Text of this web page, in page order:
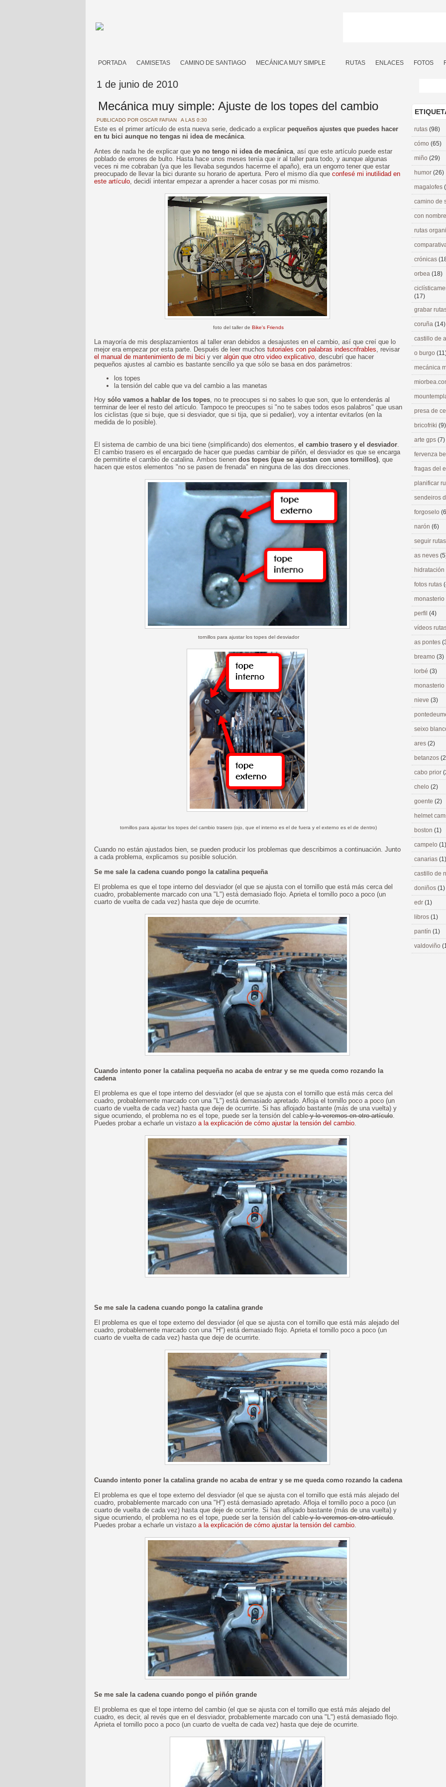
PORTADA CAMISETAS CAMINO DE SANTIAGO MECÁNICA MUY SIMPLE RUTAS ENLACES FOTOS
1 de junio de 2010
Mecánica muy simple: Ajuste de los topes del cambio
PUBLICADO POR OSCAR FAFIAN A LAS 0:30
Este es el primer artículo de esta nueva serie, dedicado a explicar pequeños ajustes que puedes hacer
en tu bici aunque no tengas ni idea de mecánica.
Antes de nada he de explicar que yo no tengo ni idea de mecánica, así que este artículo puede estar
poblado de errores de bulto. Hasta hace unos meses tenía que ir al taller para todo, y aunque algunas
veces ni me cobraban (ya que les llevaba segundos hacerme el apaño), era un engorro tener que estar
preocupado de llevar la bici durante su horario de apertura. Pero el mismo día que confesé mi inutilidad en
este artículo, decidí intentar empezar a aprender a hacer cosas por mi mismo.
foto del taller de Bike's Friends
La mayoría de mis desplazamientos al taller eran debidos a desajustes en el cambio, así que creí que lo
mejor era empezar por esta parte. Después de leer muchos tutoriales con palabras indescrifrables, revisar
el manual de mantenimiento de mi bici y ver algún que otro video explicativo, descubrí que hacer
pequeños ajustes al cambio es bastante sencillo ya que sólo se basa en dos parámetros:
los topes
la tensión del cable que va del cambio a las manetas
Hoy sólo vamos a hablar de los topes, no te preocupes si no sabes lo que son, que lo entenderás al
terminar de leer el resto del artículo. Tampoco te preocupes si "no te sabes todos esos palabros" que usan
los ciclistas (que si buje, que si desviador, que si tija, que si pedalier), voy a intentar evitarlos (en la
medida de lo posible).
El sistema de cambio de una bici tiene (simplificando) dos elementos, el cambio trasero y el desviador.
El cambio trasero es el encargado de hacer que puedas cambiar de piñón, el desviador es que se encarga
de permitirte el cambio de catalina. Ambos tienen dos topes (que se ajustan con unos tornillos), que
hacen que estos elementos "no se pasen de frenada" en ninguna de las dos direcciones.
tornillos para ajustar los topes del desviador
tornillos para ajustar los topes del cambio trasero (ojo, que el interno es el de fuera y el externo es el de dentro)
Cuando no están ajustados bien, se pueden producir los problemas que describimos a continuación. Junto
a cada problema, explicamos su posible solución.
Se me sale la cadena cuando pongo la catalina pequeña
El problema es que el tope interno del desviador (el que se ajusta con el tornillo que está más cerca del
cuadro, probablemente marcado con una "L") está demasiado flojo. Aprieta el tornillo poco a poco (un
cuarto de vuelta de cada vez) hasta que deje de ocurrirte.
Cuando intento poner la catalina pequeña no acaba de entrar y se me queda como rozando la
cadena
El problema es que el tope interno del desviador (el que se ajusta con el tornillo que está más cerca del
cuadro, probablemente marcado con una "L") está demasiado apretado. Afloja el tornillo poco a poco (un
cuarto de vuelta de cada vez) hasta que deje de ocurrirte. Si has aflojado bastante (más de una vuelta) y
sigue ocurriendo, el problema no es el tope, puede ser la tensión del cabley lo veremos en otro artículo.
Puedes probar a echarle un vistazo a la explicación de cómo ajustar la tensión del cambio.
Se me sale la cadena cuando pongo la catalina grande
El problema es que el tope externo del desviador (el que se ajusta con el tornillo que está más alejado del
cuadro, probablemente marcado con una "H") está demasiado flojo. Aprieta el tornillo poco a poco (un
cuarto de vuelta de cada vez) hasta que deje de ocurrirte.
Cuando intento poner la catalina grande no acaba de entrar y se me queda como rozando la cadena
El problema es que el tope externo del desviador (el que se ajusta con el tornillo que está más alejado del
cuadro, probablemente marcado con una "H") está demasiado apretado. Afloja el tornillo poco a poco (un
cuarto de vuelta de cada vez) hasta que deje de ocurrirte. Si has aflojado bastante (más de una vuelta) y
sigue ocurriendo, el problema no es el tope, puede ser la tensión del cabley lo veremos en otro artículo.
Puedes probar a echarle un vistazo a la explicación de cómo ajustar la tensión del cambio.
Se me sale la cadena cuando pongo el piñón grande
El problema es que el tope interno del cambio (el que se ajusta con el tornillo que está más alejado del
cuadro, es decir, al revés que en el desviador, probablemente marcado con una "L") está demasiado flojo.
Aprieta el tornillo poco a poco (un cuarto de vuelta de cada vez) hasta que deje de ocurrirte.
rutas (98)
cómo (65)
miño (29)
humor (26)
magalofes
camino de
con
rutas
crónicas
orbea (18)
(17)
grabar
coruña (14)
castillo de
o burgo
mecánica
presa de
bricofriki (9)
arte gps (7)
fervenza
fragas del
planificar
sendeiros
forgoselo
narón (6)
seguir
as neves
hidratación
fotos rutas
perfil (4)
vídeos
as pontes
breamo (3)
lorbé (3)
nieve (3)
seixo
ares (2)
betanzos
cabo prior
chelo (2)
goente (2)
helmet
boston (1)
campelo (1)
canarias (1)
castillo de
doniños (1)
edr (1)
libros (1)
pantín (1)
valdoviño